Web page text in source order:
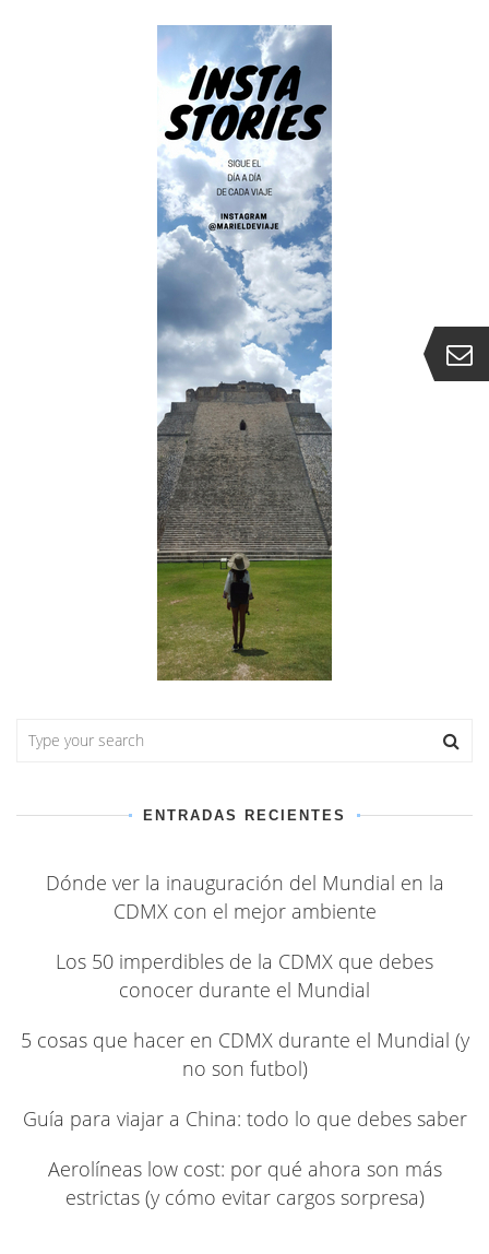
ENTRADAS RECIENTES
Dónde ver la inauguración del Mundial en la
CDMX con el mejor ambiente
Los 50 imperdibles de la CDMX que debes
conocer durante el Mundial
5 cosas que hacer en CDMX durante el Mundial (y
no son futbol)
Guía para viajar a China: todo lo que debes saber
Aerolíneas low cost: por qué ahora son más
estrictas (y cómo evitar cargos sorpresa)